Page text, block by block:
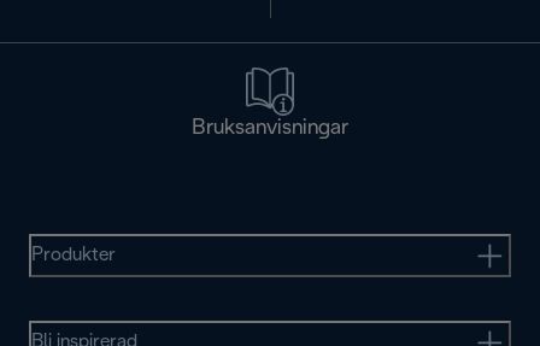
Bruksanvisningar
Produkter
Bli inspirerad